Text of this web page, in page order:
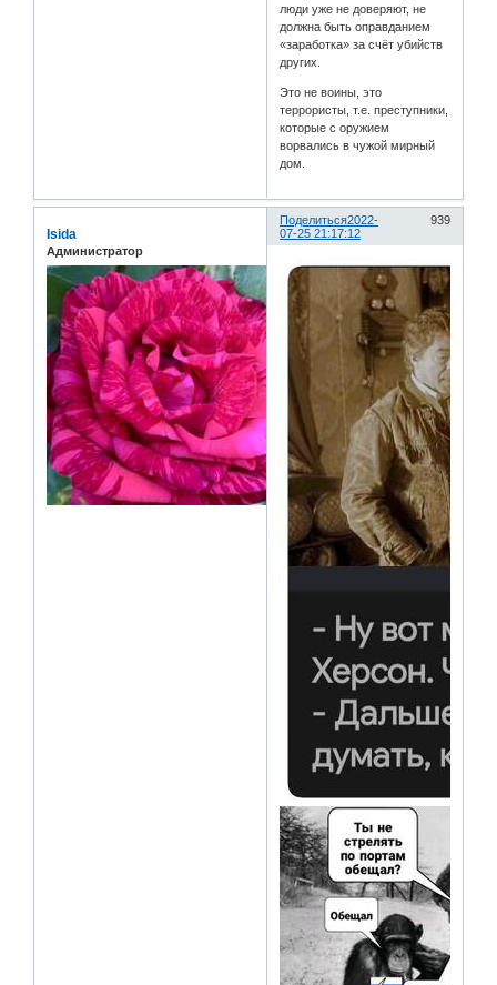
люди уже не доверяют, не
должна быть оправданием
«заработка» за счёт убийств
других.
Это не воины, это
террористы, т.е. преступники,
которые с оружием
ворвались в чужой мирный
дом.
Поделиться 939
2022-
07-25 21:17:12
Isida
Администратор